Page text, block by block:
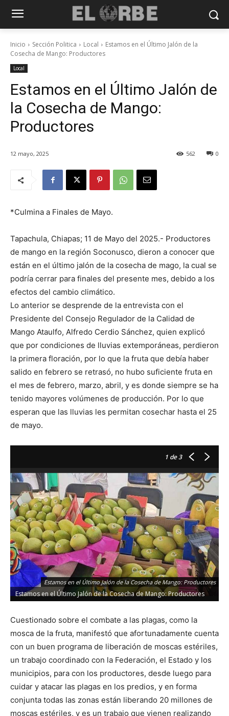
Inicio Sección Politica Local
Estamos en el Último Jalón de la
Cosecha de Mango: Productores
Local
Estamos en el Último Jalón de
la Cosecha de Mango:
Productores
12 mayo, 2025 0
562
*Culmina a Finales de Mayo.
Tapachula, Chiapas; 11 de Mayo del 2025.- Productores
de mango en la región Soconusco, dieron a conocer que
están en el último jalón de la cosecha de mago, la cual se
podría cerrar para finales del presente mes, debido a los
efectos del cambio climático.
Lo anterior se desprende de la entrevista con el
Presidente del Consejo Regulador de la Calidad de
Mango Ataulfo, Alfredo Cerdio Sánchez, quien explicó
que por condiciones de lluvias extemporáneas, perdieron
la primera floración, por lo que la fruta que debía haber
salido en febrero se retrasó, no hubo suficiente fruta en
el mes de febrero, marzo, abril, y es donde siempre se ha
tenido mayores volúmenes de producción. Por lo que
esperan que las lluvias les permitan cosechar hasta el 25
de mayo.
1 de 3
Estamos en el Último Jalón de la Cosecha de Mango: Productores
Estamos en el Último Jalón de la Cosecha de Mango: Productores
Cuestionado sobre el combate a las plagas, como la
mosca de la fruta, manifestó que afortunadamente cuenta
con un buen programa de liberación de moscas estériles,
un trabajo coordinado con la Federación, el Estado y los
municipios, para con los productores, desde luego para
cuidar y atacar las plagas en los predios, y en forma
conjunta todas las zonas están liberando 20 millones de
moscas estériles, y es un trabajo que vienen realizando